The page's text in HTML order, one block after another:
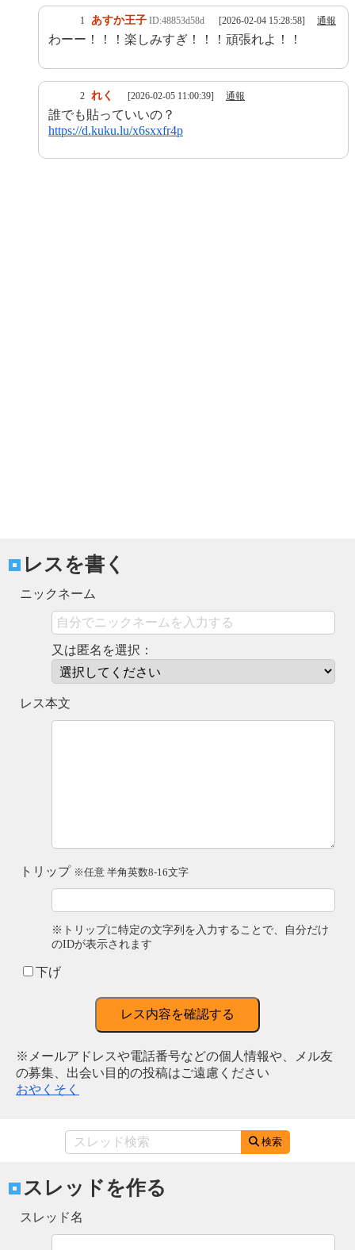
1 あすか王子 ID:48853d58d [2026-02-04 15:28:58] 通報
わーー！！！楽しみすぎ！！！頑張れよ！！
2 れく [2026-02-05 11:00:39] 通報
誰でも貼っていいの？
https://d.kuku.lu/x6sxxfr4p
レスを書く
ニックネーム
又は匿名を選択：
レス本文
トリップ ※任意 半角英数8-16文字
※トリップに特定の文字列を入力することで、自分だけ
のIDが表示されます
下げ
レス内容を確認する
※メールアドレスや電話番号などの個人情報や、メル友
の募集、出会い目的の投稿はご遠慮ください
おやくそく
検索
スレッドを作る
スレッド名